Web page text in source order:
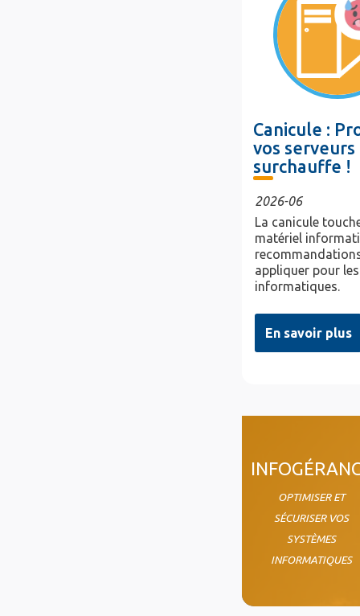
Canicule :
vos serveurs
surchauffe !
2026-06
La canicule
matériel
appliquer pour
informatiques.
En savoir plus
OPTIMISER ET
SÉCURISER VOS
SYSTÈMES
INFORMATIQUES